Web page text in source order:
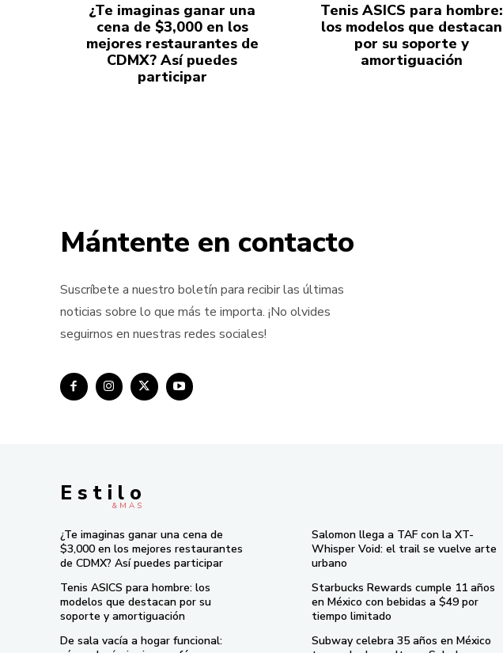
¿Te imaginas ganar una
cena de $3,000 en los
mejores restaurantes de
CDMX? Así puedes
participar
Tenis ASICS para hombre:
los modelos que destacan
por su soporte y
amortiguación
Mántente en contacto
Suscríbete a nuestro boletín para recibir las últimas
noticias sobre lo que más te importa. ¡No olvides
seguirnos en nuestras redes sociales!
E s t i l o
& M À S
¿Te imaginas ganar una cena de
$3,000 en los mejores restaurantes
de CDMX? Así puedes participar
Tenis ASICS para hombre: los
modelos que destacan por su
soporte y amortiguación
De sala vacía a hogar funcional:
Salomon llega a TAF con la XT-
Whisper Void: el trail se vuelve arte
urbano
Starbucks Rewards cumple 11 años
en México con bebidas a $49 por
tiempo limitado
Subway celebra 35 años en México